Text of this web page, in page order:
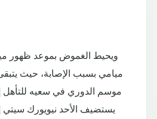
ويحيط الغموض بموعد ظهور
موسم الدوري في سعيه للتأهل
يستضيف الأحد نيويورك